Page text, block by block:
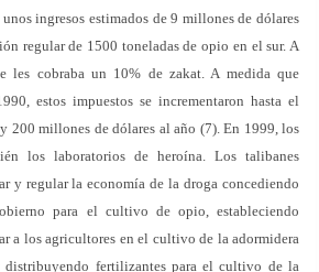
ingresos estimados de 9 millones de dólares
regular de 1500 toneladas de opio en el sur. A
les cobraba un 10% de zakat. A medida que
estos impuestos se incrementaron hasta el
200 millones de dólares al año (7). En 1999, los
los laboratorios de heroína. Los talibanes
y regular la economía de la droga concediendo
para el cultivo de opio, estableciendo
a los agricultores en el cultivo de la adormidera
distribuyendo fertilizantes para el cultivo de la